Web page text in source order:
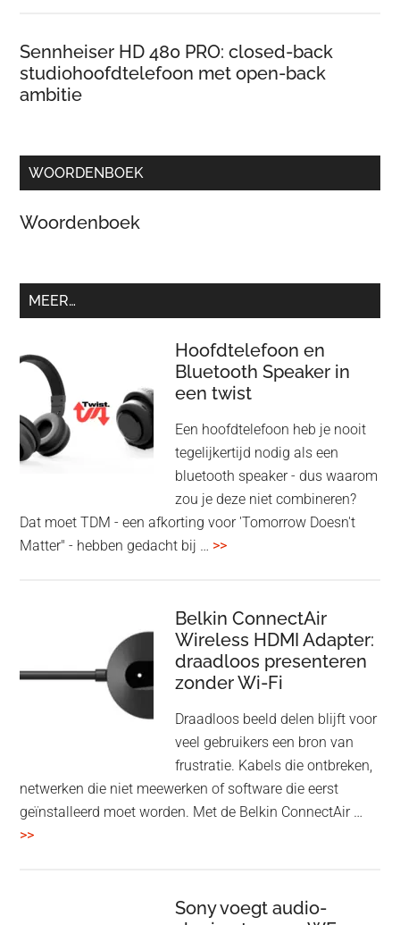
Sennheiser HD 480 PRO: closed-back
studiohoofdtelefoon met open-back
ambitie
WOORDENBOEK
Woordenboek
MEER…
Hoofdtelefoon en
Bluetooth Speaker in
een twist
Een hoofdtelefoon heb je nooit
tegelijkertijd nodig als een
bluetooth speaker - dus waarom
zou je deze niet combineren?
Dat moet TDM - een afkorting voor 'Tomorrow Doesn't
Matter" - hebben gedacht bij … >>overHoofdtelefoon
Speaker
in
een
twist
Belkin ConnectAir
Wireless HDMI Adapter:
draadloos presenteren
zonder Wi-Fi
Draadloos beeld delen blijft voor
veel gebruikers een bron van
frustratie. Kabels die ontbreken,
netwerken die niet meewerken of software die eerst
geïnstalleerd moet worden. Met de Belkin ConnectAir …
>>overBelkin
Sony voegt audio-